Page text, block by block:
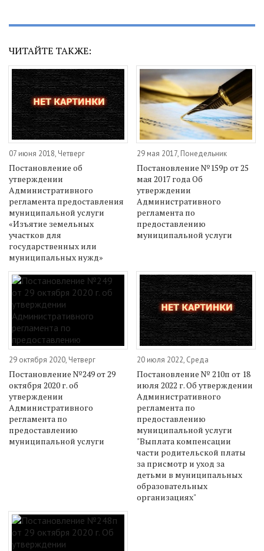
ЧИТАЙТЕ ТАКЖЕ:
07 июня 2018, Четверг
Постановление об
утверждении
Административного
регламента предоставления
муниципальной услуги
«Изъятие земельных
участков для
государственных или
муниципальных нужд»
29 мая 2017, Понедельник
Постановление №159р от 25
мая 2017 года Об
утверждении
Административного
регламента по
предоставлению
муниципальной услуги
29 октября 2020, Четверг
Постановление №249 от 29
октября 2020 г. об
утверждении
Административного
регламента по
предоставлению
муниципальной услуги
20 июля 2022, Среда
Постановление № 210п от 18
июля 2022 г. Об утверждении
Административного
регламента по
предоставлению
муниципальной услуги
"Выплата компенсации
части родительской платы
за присмотр и уход за
детьми в муниципальных
образовательных
организациях"